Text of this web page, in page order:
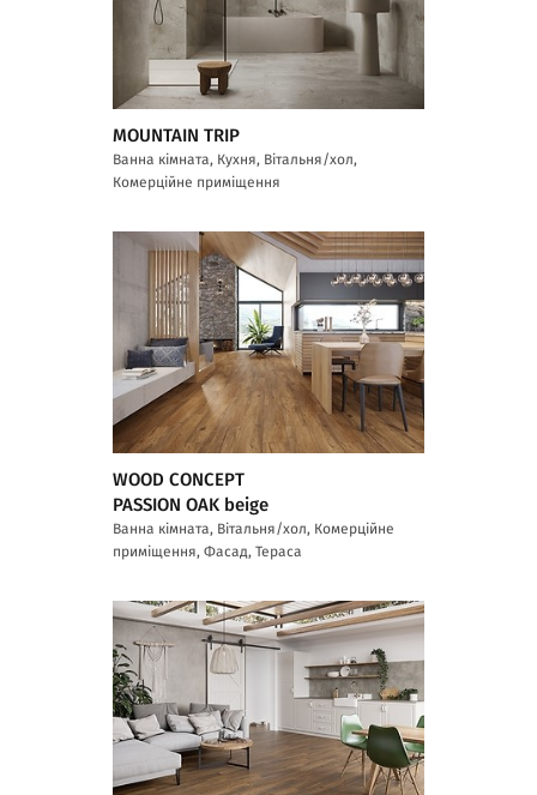
MOUNTAIN TRIP
Ванна кімната, Кухня, Вітальня/хол,
Комерційне приміщення
WOOD CONCEPT
PASSION OAK beige
Ванна кімната, Вітальня/хол, Комерційне
приміщення, Фасад, Тераса